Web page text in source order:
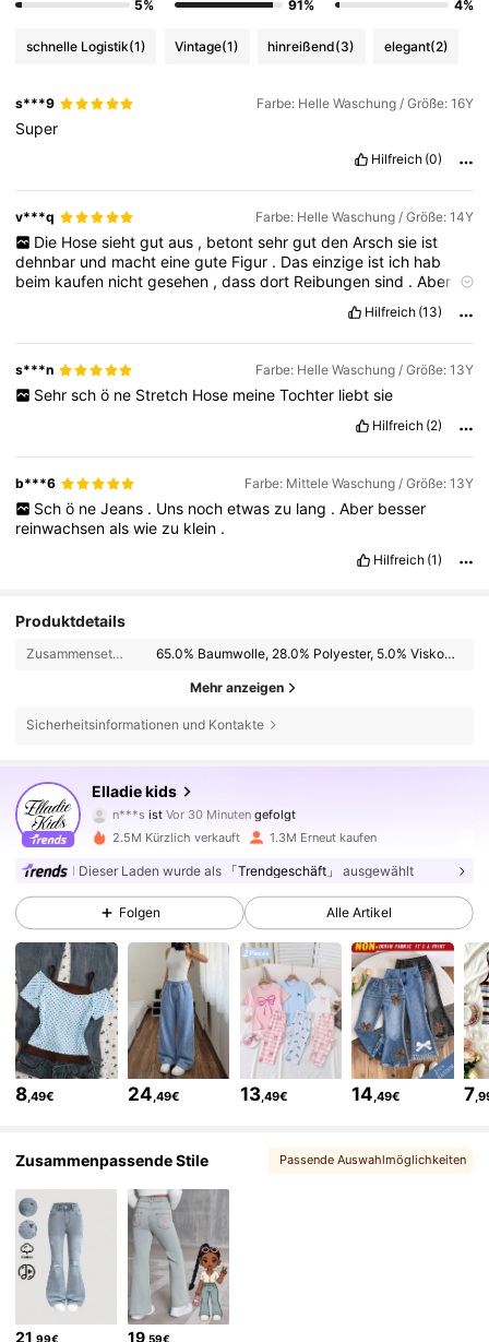
5%
91%
4%
schnelle Logistik(1) Vintage(1) hinreißend(3) elegant(2)
s***9 Farbe: Helle Waschung / Größe: 16Y
Super
Hilfreich (0)
v***q Farbe: Helle Waschung / Größe: 14Y
Die Hose sieht gut aus , betont sehr gut den Arsch sie ist
dehnbar und machteinegute Figur . Daseinzige ist ich hab
beim kaufen nichtgesehen ,dassdort Reibungensind .Aber
weg.
Hilfreich (13)
s***n Farbe: Helle Waschung / Größe: 13Y
Sehr sch ö ne Stretch Hose meine Tochter liebt sie
Hilfreich (2)
b***6 Farbe: Mittele Waschung / Größe: 13Y
Sch ö ne Jeans . Uns noch etwas zu lang . Aber besser
reinwachsenalswiezu klein .
Hilfreich (1)
Produktdetails
Zusammensetzung: 65.0% Baumwolle, 28.0% Polyester, 5.0% Viskose, 2.0% Elasthan
Mehr anzeigen
Sicherheitsinformationen und Kontakte
Elladie kids
4,89 366K Follower
n***s istVor 30 Minuten
m***1 ist am Durchsuchen
4,89
366K Follower
4,89 366K Follower
4,89 366K Follower
4,89 366K Follower
4,89 366K Follower
4,89 366K Follower
2.5M Kürzlich verkauft 1.3M Erneut kaufen
Dieser Laden wurde als 「Trendgeschäft」 ausgewählt
Folgen Alle Artikel
8,49€ 24,49€ 13,49€ 14,49€ 7
Zusammenpassende Stile
Passende Auswahlmöglichkeiten
21 ,99€ 19 ,59€